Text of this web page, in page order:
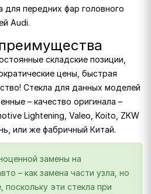
передних фар головного
Audi.
складские позиции,
цены, быстрая
Стекла для данных моделей
– качество оригинала –
Lightening, Valeo, Koito, ZKW
или же фабричный Китай.
замены на
– как замена части узла, но
эти стекла при